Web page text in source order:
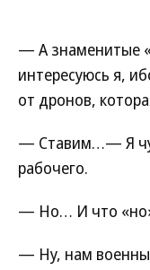
— А знаменитые
интересуюсь я,
от дронов,
— Ставим…— Я
рабочего.
— Но… И что
— Ну, нам